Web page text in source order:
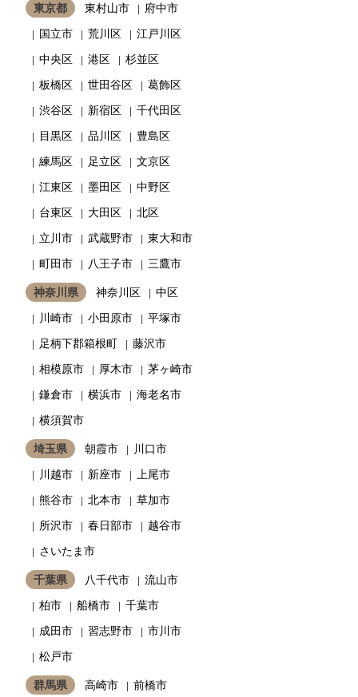
東京都 東村山市
府中市
国立市
荒川区
江戸川区
中央区
港区
杉並区
板橋区
世田谷区
葛飾区
渋谷区
新宿区
千代田区
目黒区
品川区
豊島区
練馬区
足立区
文京区
江東区
墨田区
中野区
台東区
大田区
北区
立川市
武蔵野市
東大和市
町田市
八王子市 三鷹市
神奈川県 神奈川区
中区
川崎市
小田原市
平塚市
足柄下郡箱根町
藤沢市
相模原市
厚木市
茅ヶ崎市
鎌倉市
横浜市
海老名市
横須賀市
埼玉県 朝霞市
川口市
川越市
新座市
上尾市
熊谷市
北本市
草加市
所沢市
春日部市
越谷市
さいたま市
千葉県 八千代市
流山市
柏市
船橋市
千葉市
成田市
習志野市
市川市
松戸市
群馬県 高崎市 前橋市